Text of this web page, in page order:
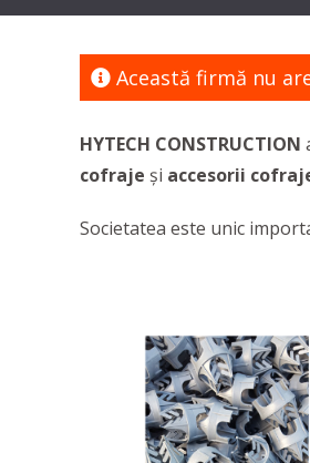
Această firmă nu
HYTECH CONSTRUCTION
cofraje și accesorii
Societatea este unic